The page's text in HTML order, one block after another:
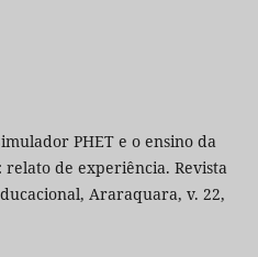
PHET e o ensino da
relato de experiência. Revista
Araraquara, v. 22,